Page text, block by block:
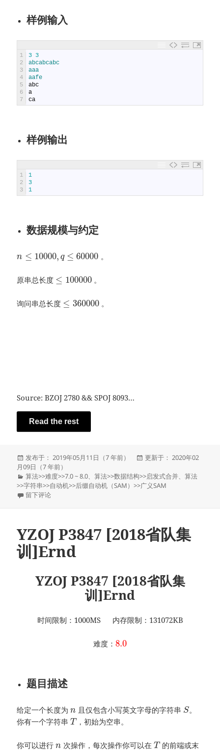
样例输入
1
2
3
4
5
6
7
3 3
abcabcabc
aaa
aafe
abc
a
ca
样例输出
1
2
3
1
3
1
数据规模与约定
n ≤ 10000, q ≤ 60000 。
原串总长度 ≤ 100000。
询问串总长度 ≤ 360000。
Source: BZOJ 2780 && SPOJ 8093…
Read the rest
发
布
于
发布于： 2019年05月11日（7 年前）
发
于
更新于： 2020年02
月09日（7 年前）
分
类
算法>>难度>>7.0 ~ 8.0、算法>>数据结构>>启发式合并、算法
>>字符串>>自动机>>后缀自动机（SAM）>>广义SAM
于YZOJ P3897 Sevenk Love Oimaster
留下评论
YZOJ P3847 [2018省队集
训]Ernd
YZOJ P3847 [2018省队集
训]Ernd
时间限制：1000MS 内存限制：131072KB
难度： 8.0
题目描述
给定一个长度为n 且仅包含小写英文字母的字符串 S。
你有一个字符串T ，初始为空串。
你可以进行n 次操作，每次操作你可以在 T 的前端或末